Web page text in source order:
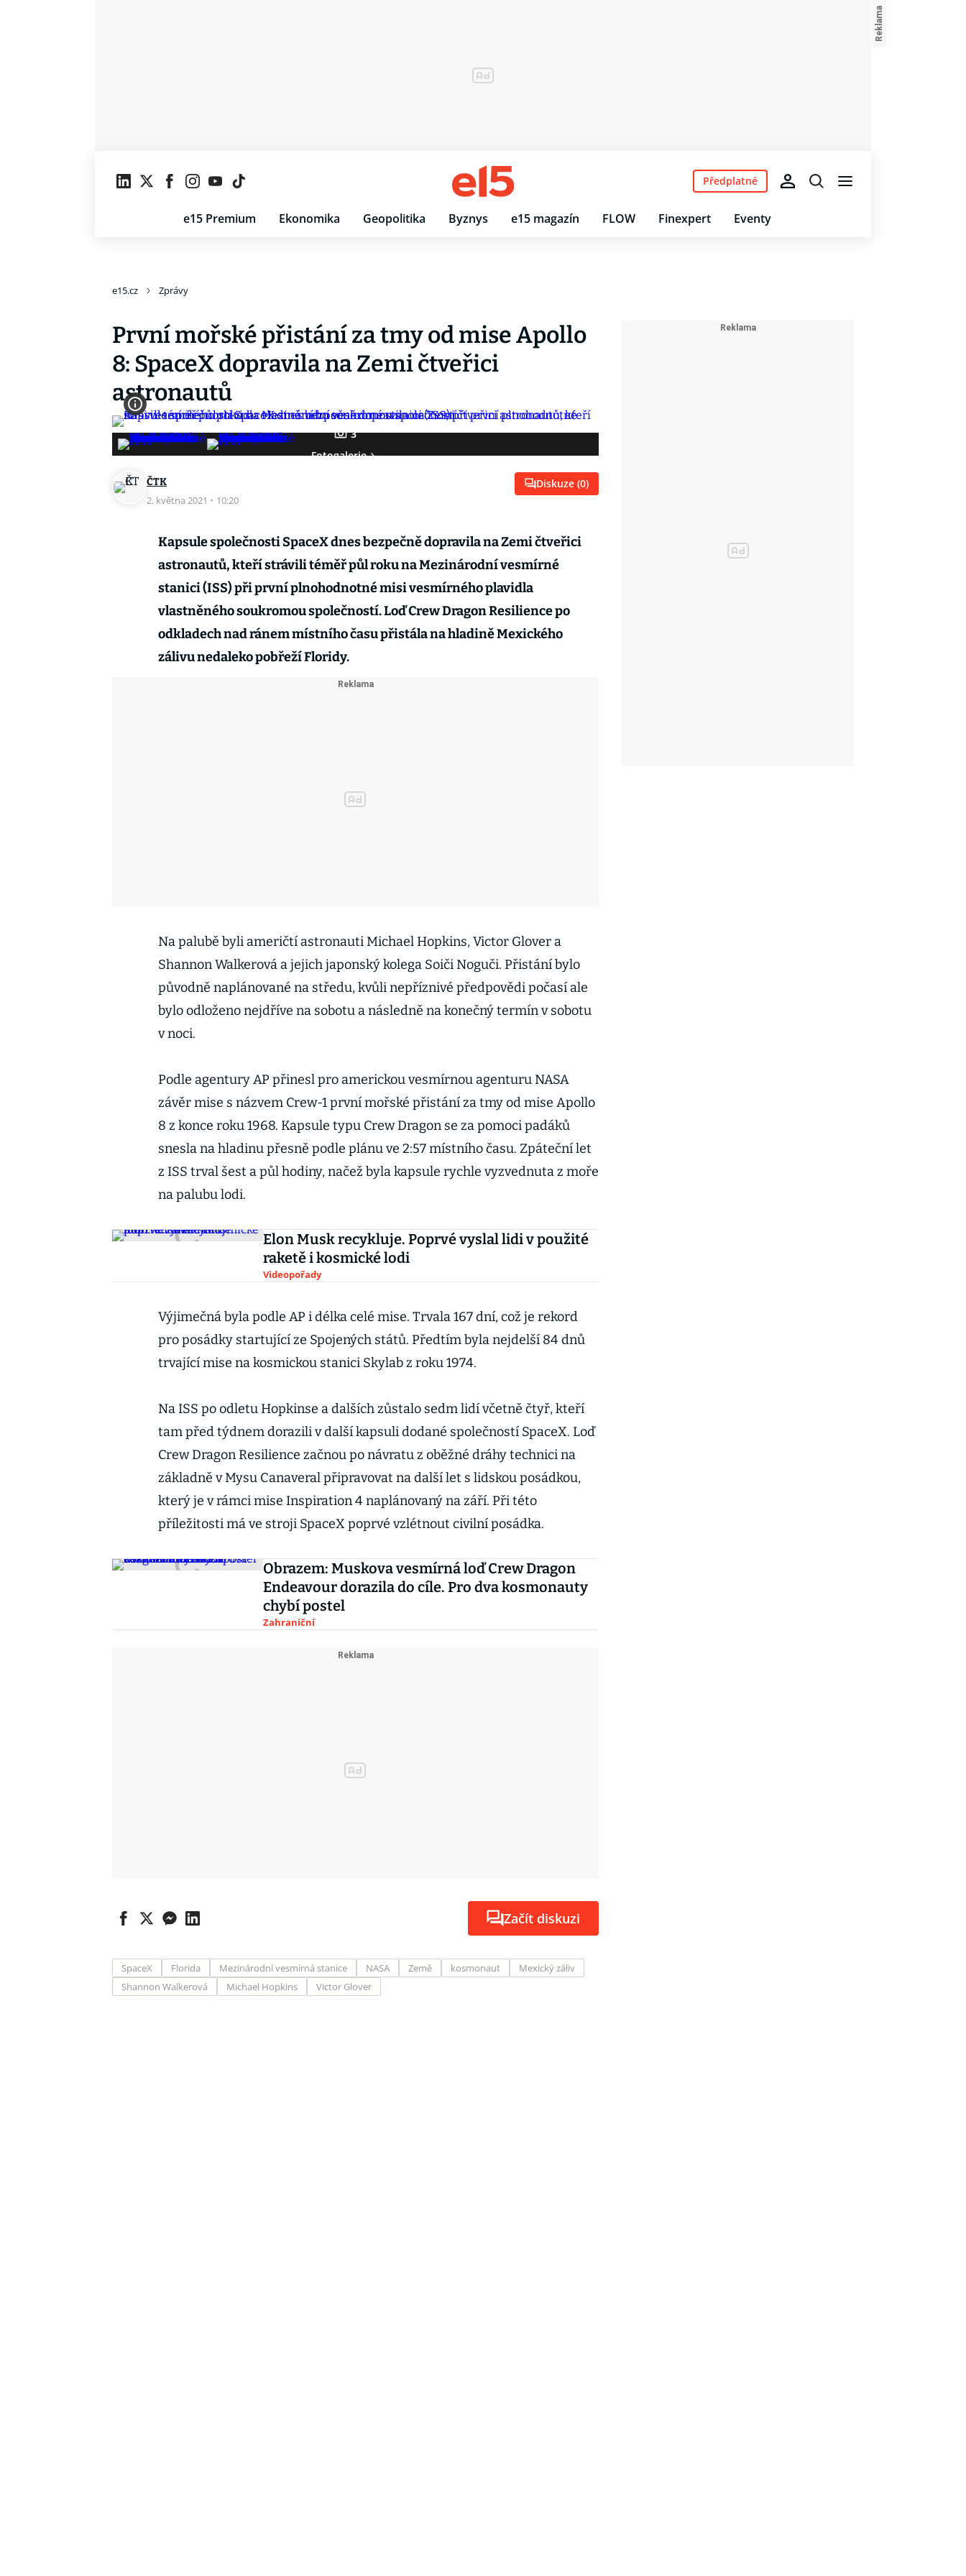
e15 Premium Ekonomika Geopolitika Byznys e15 magazín FLOW Finexpert Eventy
Předplatné
e15.cz Zprávy
První mořské přistání za tmy od mise Apollo
8: SpaceX dopravila na Zemi čtveřici
astronautů
3
Fotogalerie
ČTK
2. května 2021 · 10:20
Diskuze (0)
Kapsule společnosti SpaceX dnes bezpečně dopravila na Zemi čtveřici
astronautů, kteří strávili téměř půl roku na Mezinárodní vesmírné
stanici (ISS) při první plnohodnotné misi vesmírného plavidla
vlastněného soukromou společností. Loď Crew Dragon Resilience po
odkladech nad ránem místního času přistála na hladině Mexického
zálivu nedaleko pobřeží Floridy.
Na palubě byli američtí astronauti Michael Hopkins, Victor Glover a
Shannon Walkerová a jejich japonský kolega Soiči Noguči. Přistání bylo
původně naplánované na středu, kvůli nepříznivé předpovědi počasí ale
bylo odloženo nejdříve na sobotu a následně na konečný termín v sobotu
v noci.
Podle agentury AP přinesl pro americkou vesmírnou agenturu NASA
závěr mise s názvem Crew-1 první mořské přistání za tmy od mise Apollo
8 z konce roku 1968. Kapsule typu Crew Dragon se za pomoci padáků
snesla na hladinu přesně podle plánu ve 2:57 místního času. Zpáteční let
z ISS trval šest a půl hodiny, načež byla kapsule rychle vyzvednuta z moře
na palubu lodi.
Elon Musk recykluje. Poprvé vyslal lidi v použité
raketě i kosmické lodi
Videopořady
Výjimečná byla podle AP i délka celé mise. Trvala 167 dní, což je rekord
pro posádky startující ze Spojených států. Předtím byla nejdelší 84 dnů
trvající mise na kosmickou stanici Skylab z roku 1974.
Na ISS po odletu Hopkinse a dalších zůstalo sedm lidí včetně čtyř, kteří
tam před týdnem dorazili v další kapsuli dodané společností SpaceX. Loď
Crew Dragon Resilience začnou po návratu z oběžné dráhy technici na
základně v Mysu Canaveral připravovat na další let s lidskou posádkou,
který je v rámci mise Inspiration 4 naplánovaný na září. Při této
příležitosti má ve stroji SpaceX poprvé vzlétnout civilní posádka.
Obrazem: Muskova vesmírná loď Crew Dragon
Endeavour dorazila do cíle. Pro dva kosmonauty
chybí postel
Zahraniční
Začít diskuzi
SpaceX Florida Mezinárodní vesmírná stanice NASA Země kosmonaut
Mexický záliv
Shannon Walkerová
Michael Hopkins Victor Glover